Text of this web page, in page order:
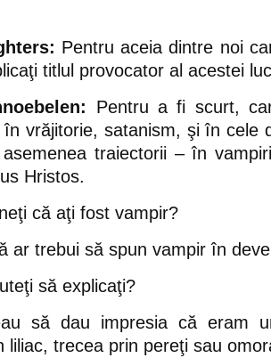
Pentru aceia dintre noi
titlul provocator al acestei
Pentru a fi scurt,
în vrăjitorie, satanism, şi în cele
traiectorii – în
Hristos.
că aţi fost vampir?
ar trebui să spun vampir în
să explicaţi?
să dau impresia că eram
liliac, trecea prin pereţi sau